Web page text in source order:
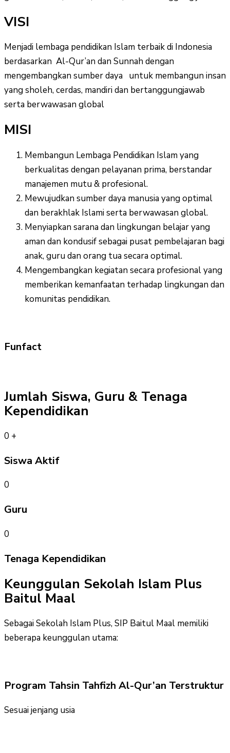
VISI
Menjadi lembaga pendidikan Islam terbaik di Indonesia
berdasarkan Al-Qur’an dan Sunnah dengan
mengembangkan sumber daya untuk membangun insan
yang sholeh, cerdas, mandiri dan bertanggungjawab
serta berwawasan global
MISI
Membangun Lembaga Pendidikan Islam yang
berkualitas dengan pelayanan prima, berstandar
manajemen mutu & profesional.
Mewujudkan sumber daya manusia yang optimal
dan berakhlak Islami serta berwawasan global.
Menyiapkan sarana dan lingkungan belajar yang
aman dan kondusif sebagai pusat pembelajaran bagi
anak, guru dan orang tua secara optimal.
Mengembangkan kegiatan secara profesional yang
memberikan kemanfaatan terhadap lingkungan dan
komunitas pendidikan.
Funfact
Jumlah Siswa, Guru & Tenaga
Kependidikan
0 +
Siswa Aktif
0
Guru
0
Tenaga Kependidikan
Keunggulan Sekolah Islam Plus
Baitul Maal
Sebagai Sekolah Islam Plus, SIP Baitul Maal memiliki
beberapa keunggulan utama:
Program Tahsin Tahfizh Al-Qur’an Terstruktur
Sesuai jenjang usia